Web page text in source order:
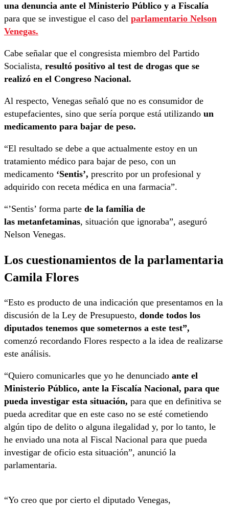
una denuncia ante el Ministerio Público y a Fiscalía
para que se investigue el caso del parlamentario Nelson
Venegas.
Cabe señalar que el congresista miembro del Partido
Socialista, resultó positivo al test de drogas que se
realizó en el Congreso Nacional.
Al respecto, Venegas señaló que no es consumidor de
estupefacientes, sino que sería porque está utilizando un
medicamento para bajar de peso.
“El resultado se debe a que actualmente estoy en un
tratamiento médico para bajar de peso, con un
medicamento ‘Sentis’, prescrito por un profesional y
adquirido con receta médica en una farmacia”.
“’Sentis’ forma parte de la familia de
las metanfetaminas, situación que ignoraba”, aseguró
Nelson Venegas.
Los cuestionamientos de la parlamentaria
Camila Flores
“Esto es producto de una indicación que presentamos en la
discusión de la Ley de Presupuesto, donde todos los
diputados tenemos que someternos a este test”,
comenzó recordando Flores respecto a la idea de realizarse
este análisis.
“Quiero comunicarles que yo he denunciado ante el
Ministerio Público, ante la Fiscalía Nacional, para que
pueda investigar esta situación, para que en definitiva se
pueda acreditar que en este caso no se esté cometiendo
algún tipo de delito o alguna ilegalidad y, por lo tanto, le
he enviado una nota al Fiscal Nacional para que pueda
investigar de oficio esta situación”, anunció la
parlamentaria.
“Yo creo que por cierto el diputado Venegas,